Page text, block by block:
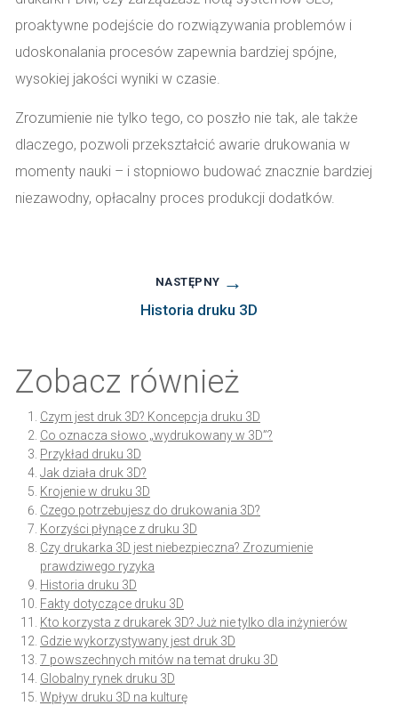
proaktywne podejście do rozwiązywania problemów i
udoskonalania procesów zapewnia bardziej spójne,
wysokiej jakości wyniki w czasie.
Zrozumienie nie tylko tego, co poszło nie tak, ale także
dlaczego, pozwoli przekształcić awarie drukowania w
momenty nauki – i stopniowo budować znacznie bardziej
niezawodny, opłacalny proces produkcji dodatków.
NASTĘPNY →
Historia druku 3D
Zobacz również
Czym jest druk 3D? Koncepcja druku 3D
Co oznacza słowo „wydrukowany w 3D”?
Przykład druku 3D
Jak działa druk 3D?
Krojenie w druku 3D
Czego potrzebujesz do drukowania 3D?
Korzyści płynące z druku 3D
Czy drukarka 3D jest niebezpieczna? Zrozumienie
prawdziwego ryzyka
Historia druku 3D
Fakty dotyczące druku 3D
Kto korzysta z drukarek 3D? Już nie tylko dla inżynierów
Gdzie wykorzystywany jest druk 3D
7 powszechnych mitów na temat druku 3D
Globalny rynek druku 3D
Wpływ druku 3D na kulturę